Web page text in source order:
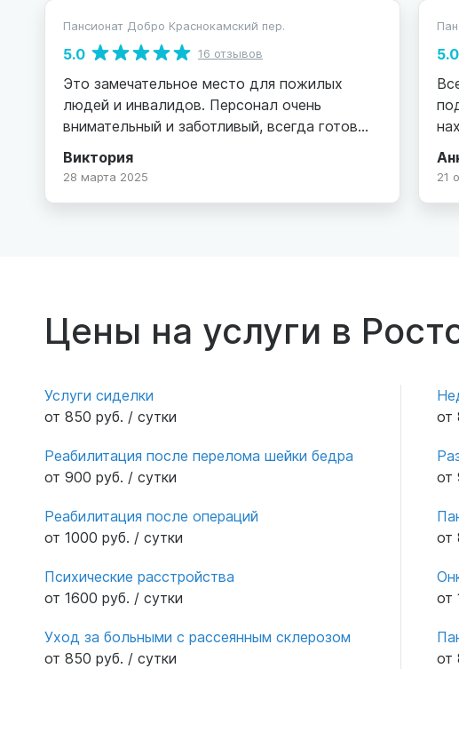
Пансионат Добро Краснокамский пер.
5.0 16 отзывов
Это замечательное место для пожилых
людей и инвалидов. Персонал очень
внимательный и заботливый, всегда готов
комфортные, а атмосфера домашняя. Мои
Виктория
28 марта 2025
5.0
-
21
Цены на услуги в
Услуги сиделки
от 850 руб. / сутки
Реабилитация после перелома шейки бедра
от 900 руб. / сутки
Реабилитация после операций
от 1000 руб. / сутки
Психические расстройства
от 1600 руб. / сутки
Уход за больными с рассеянным склерозом
от 850 руб. / сутки
от
от
от
от
от